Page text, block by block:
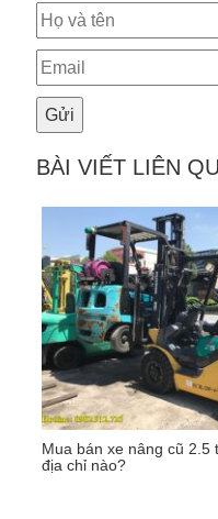
BÀI VIẾT LIÊN
Mua bán xe nâng cũ 2.5
địa chỉ nào?